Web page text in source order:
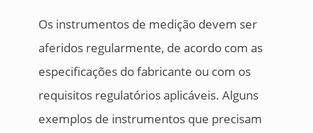
Os instrumentos de medição devem ser
aferidos regularmente, de acordo com as
especificações do fabricante ou com os
requisitos regulatórios aplicáveis. Alguns
exemplos de instrumentos que precisam